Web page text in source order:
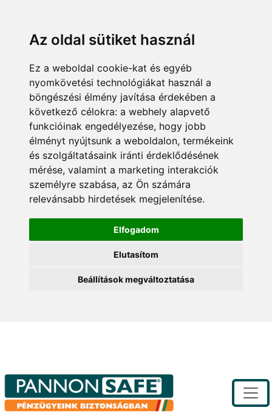
Az oldal sütiket használ
Ez a weboldal cookie-kat és egyéb
nyomkövetési technológiákat használ a
böngészési élmény javítása érdekében a
következő célokra: a webhely alapvető
funkcióinak engedélyezése, hogy jobb
élményt nyújtsunk a weboldalon, termékeink
és szolgáltatásaink iránti érdeklődésének
mérése, valamint a marketing interakciók
személyre szabása, az Ön számára
relevánsabb hirdetések megjelenítése.
Elfogadom
Elutasítom
Beállítások megváltoztatása
+36 70 380 8334 info@pannonsafe.hu